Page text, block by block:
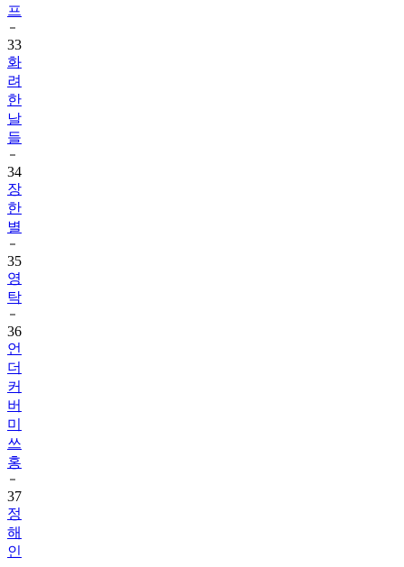
프
33
화
려
한
날
들
34
장
한
별
35
영
탁
36
언
더
커
버
미
쓰
홍
37
정
해
인